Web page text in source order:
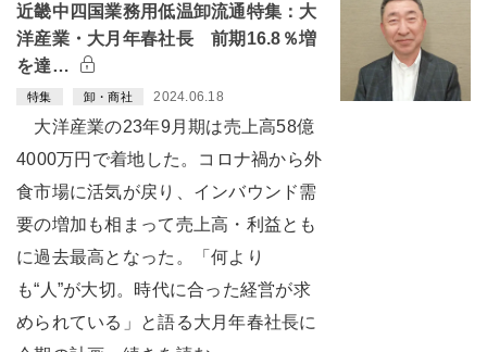
近畿中四国業務用低温卸流通特集：大
洋産業・大月年春社長 前期16.8％増
を達…
特集 卸・商社 2024.06.18
大洋産業の23年9月期は売上高58億
4000万円で着地した。コロナ禍から外
食市場に活気が戻り、インバウンド需
要の増加も相まって売上高・利益とも
に過去最高となった。「何より
も“人”が大切。時代に合った経営が求
められている」と語る大月年春社長に